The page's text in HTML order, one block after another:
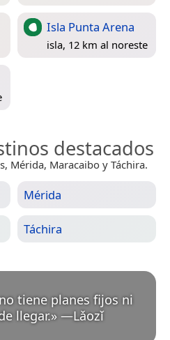
Isla Punta Arena
isla, 12 km al noreste
destacados
Mérida, Maracaibo y Táchira.
Mérida
Táchira
tiene planes fijos ni
llegar.» —Lǎozǐ